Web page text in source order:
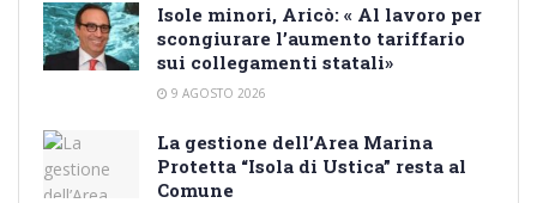
Isole minori, Aricò: « Al lavoro per
scongiurare l’aumento tariffario
sui collegamenti statali»
9 AGOSTO 2026
La gestione dell’Area Marina
Protetta “Isola di Ustica” resta al
Comune